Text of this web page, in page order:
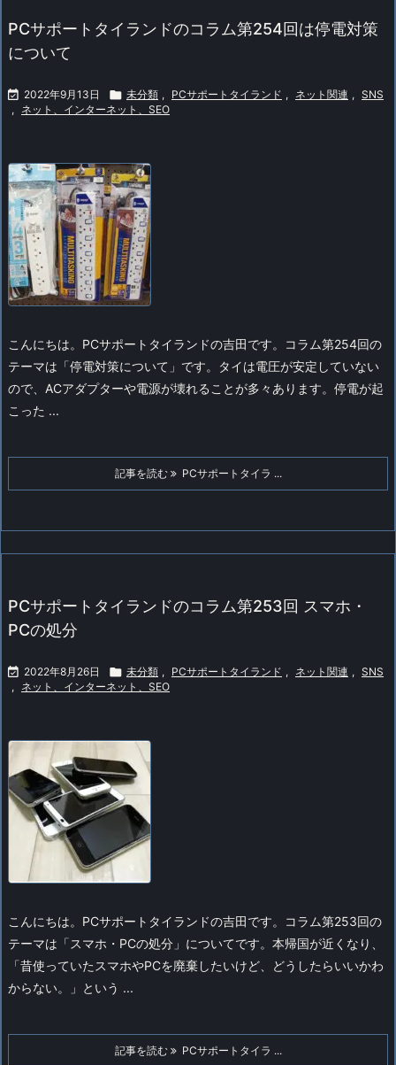
PCサポートタイランドのコラム第254回は停電対策
について
 2022年9月13日  未分類 , PCサポートタイランド , ネット関連 , SNS
, ネット、インターネット、SEO
こんにちは。PCサポートタイランドの吉田です。
コラム第254回の
テーマは「停電対策について」です。
タイは電圧が安定していない
ので、ACアダプターや電源が壊れることが多々あります。 停電が起
こった ...
記事を読む PCサポートタイラ ...
PCサポートタイランドのコラム第253回 スマホ・
PCの処分
 2022年8月26日  未分類 , PCサポートタイランド , ネット関連 , SNS
, ネット、インターネット、SEO
こんにちは。PCサポートタイランドの吉田です。
コラム第253回の
テーマは「スマホ・PCの処分」についてです。 本帰国が近くなり、
「昔使っていたスマホやPCを廃棄したいけど、どうしたらいいかわ
からない。」という ...
記事を読む PCサポートタイラ ...